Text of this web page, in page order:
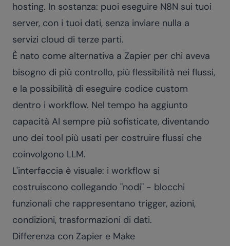
hosting. In sostanza: puoi eseguire N8N sui tuoi
server, con i tuoi dati, senza inviare nulla a
servizi cloud di terze parti.
È nato come alternativa a Zapier per chi aveva
bisogno di più controllo, più flessibilità nei flussi,
e la possibilità di eseguire codice custom
dentro i workflow. Nel tempo ha aggiunto
capacità AI sempre più sofisticate, diventando
uno dei tool più usati per costruire flussi che
coinvolgono LLM.
L'interfaccia è visuale: i workflow si
costruiscono collegando "nodi" - blocchi
funzionali che rappresentano trigger, azioni,
condizioni, trasformazioni di dati.
Differenza con Zapier e Make